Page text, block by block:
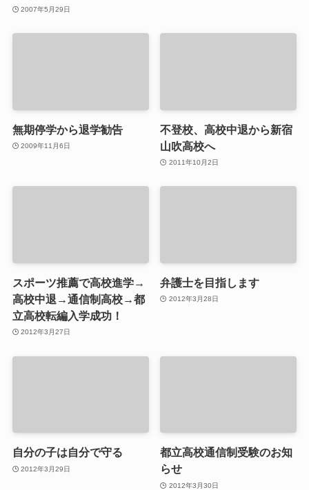
2007年5月29日
無期停学から退学勧告
2009年11月6日
不登校、高校中退から新宿
山吹高校へ
2011年10月2日
スポーツ推薦で高校進学→
高校中退→通信制高校→都
立高校転編入学成功！
2012年3月27日
弁護士を目指します
2012年3月28日
自分の子は自分で守る
2012年3月29日
都立高校通信制受験のお知
らせ
2012年3月30日